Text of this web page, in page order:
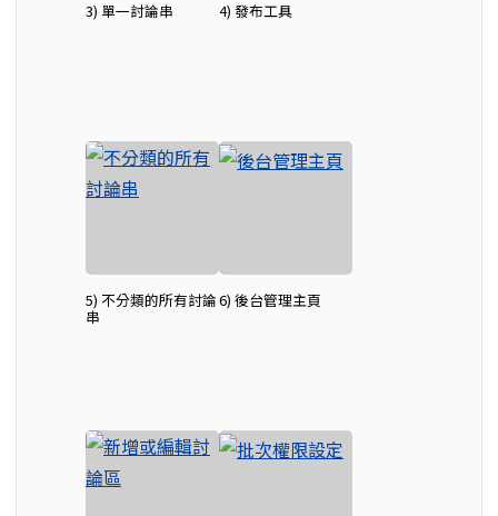
3) 單一討論串 4) 發布工具
5) 不分類的所有討論
串
6) 後台管理主頁